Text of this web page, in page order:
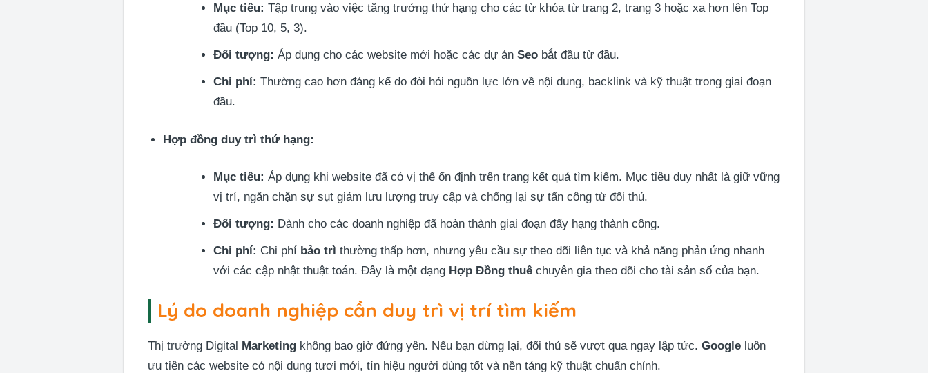
Mục tiêu: Tập trung vào việc tăng trưởng thứ hạng cho các từ khóa từ trang 2, trang 3 hoặc xa hơn lên Top
đầu (Top 10, 5, 3).
Đối tượng: Áp dụng cho các website mới hoặc các dự ánSeo bắt đầu từ đầu.
Chi phí: Thường cao hơn đáng kể do đòi hỏi nguồn lực lớn về nội dung, backlink và kỹ thuật trong giai đoạn
đầu.
Hợp đồng duy trì thứ hạng:
Mục tiêu: Áp dụng khi website đã có vị thế ổn định trên trang kết quả tìm kiếm. Mục tiêu duy nhất là giữ vững
vị trí, ngăn chặn sự sụt giảm lưu lượng truy cập và chống lại sự tấn công từ đối thủ.
Đối tượng: Dành cho các doanh nghiệp đã hoàn thành giai đoạn đẩy hạng thành công.
Chi phí: Chi phí bảo trì thường thấp hơn, nhưng yêu cầu sự theo dõi liên tục và khả năng phản ứng nhanh
với các cập nhật thuật toán. Đây là một dạng Hợp Đồng thuê chuyên gia theo dõi cho tài sản số của bạn.
Lý do doanh nghiệp cần duy trì vị trí tìm kiếm
Thị trường Digital Marketing không bao giờ đứng yên. Nếu bạn dừng lại, đối thủ sẽ vượt qua ngay lập tức.Google luôn
ưu tiên các website có nội dung tươi mới, tín hiệu người dùng tốt và nền tảng kỹ thuật chuẩn chỉnh.